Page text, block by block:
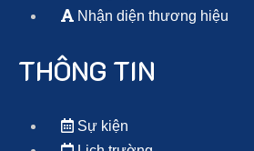
Nhận diện thương hiệu
THÔNG TIN
Sự kiện